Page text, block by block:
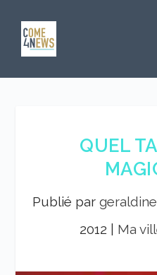
QUEL
Publié par
2012
Ma